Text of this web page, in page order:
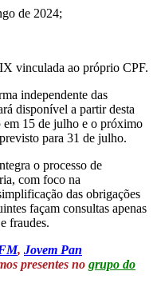
de 2024;
vinculada ao próprio CPF.
independente das
disponível a partir desta
em 15 de julho e o próximo
para 31 de julho.
o processo de
com foco na
das obrigações
façam consultas apenas
fraudes.
, Jovem Pan
presentes no grupo do